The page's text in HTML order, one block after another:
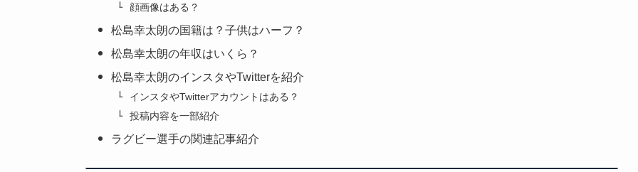
顔画像はある？
松島幸太朗の国籍は？子供はハーフ？
松島幸太朗の年収はいくら？
松島幸太朗のインスタやTwitterを紹介
インスタやTwitterアカウントはある？
投稿内容を一部紹介
ラグビー選手の関連記事紹介